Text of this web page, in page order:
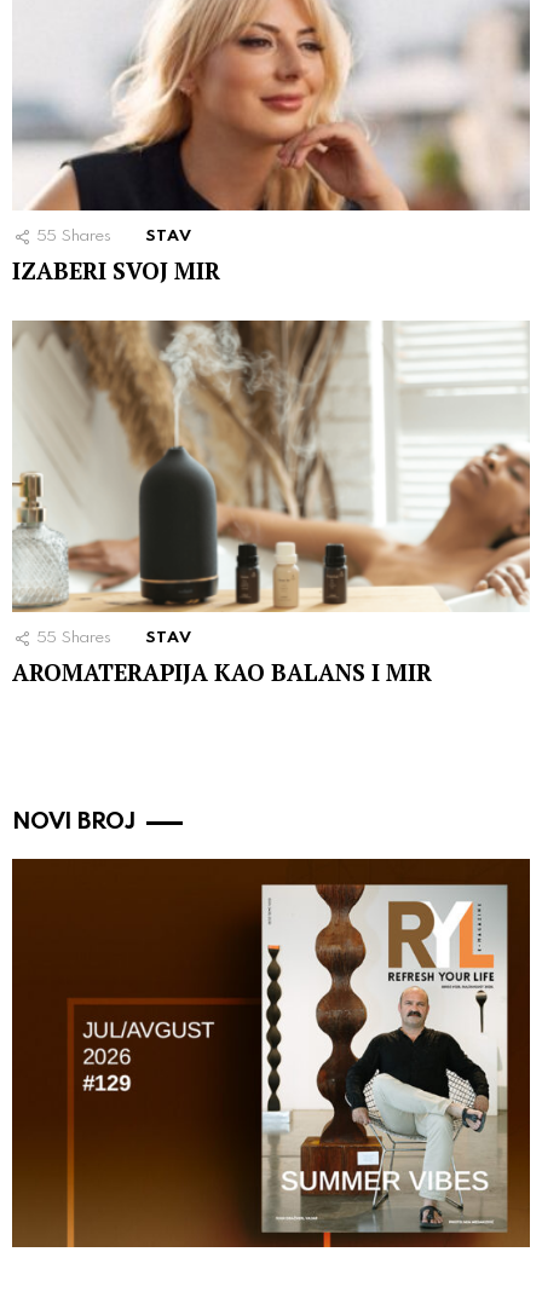
55 Shares STAV
IZABERI SVOJ MIR
55 Shares STAV
AROMATERAPIJA KAO BALANS I MIR
NOVI BROJ